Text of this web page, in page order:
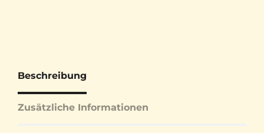
Beschreibung
Zusätzliche Informationen